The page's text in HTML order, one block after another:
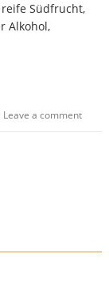
Südfrucht,
Alkohol,
Leave a comment